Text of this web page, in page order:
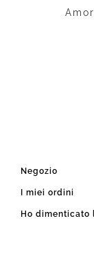
Negozio
I miei ordini
Ho dimenticato